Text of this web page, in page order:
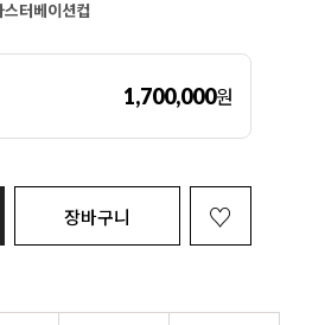
터베이션컵
1,700,000원
장바구니